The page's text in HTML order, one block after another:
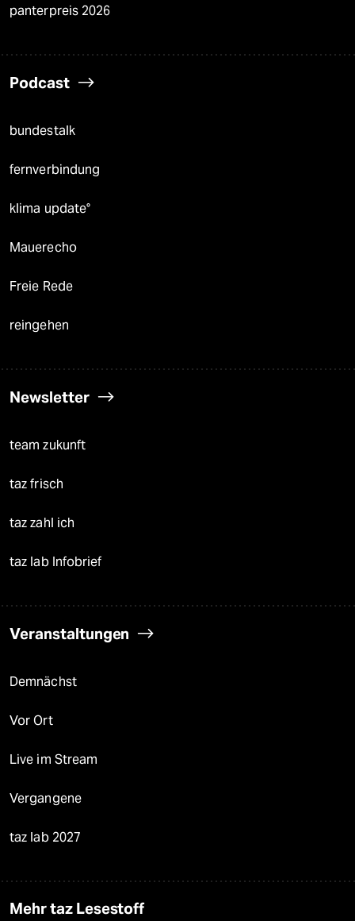
panterpreis 2026
Podcast
bundestalk
fernverbindung
klima update°
Mauerecho
Freie Rede
reingehen
Newsletter
team zukunft
taz frisch
taz zahl ich
taz lab Infobrief
Veranstaltungen
Demnächst
Vor Ort
Live im Stream
Vergangene
taz lab 2027
Mehr taz Lesestoff